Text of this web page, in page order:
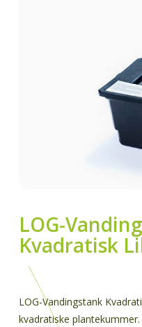
LOG-
Kvadratisk
LOG-Vandingstank
kvadratiske plantekummer.